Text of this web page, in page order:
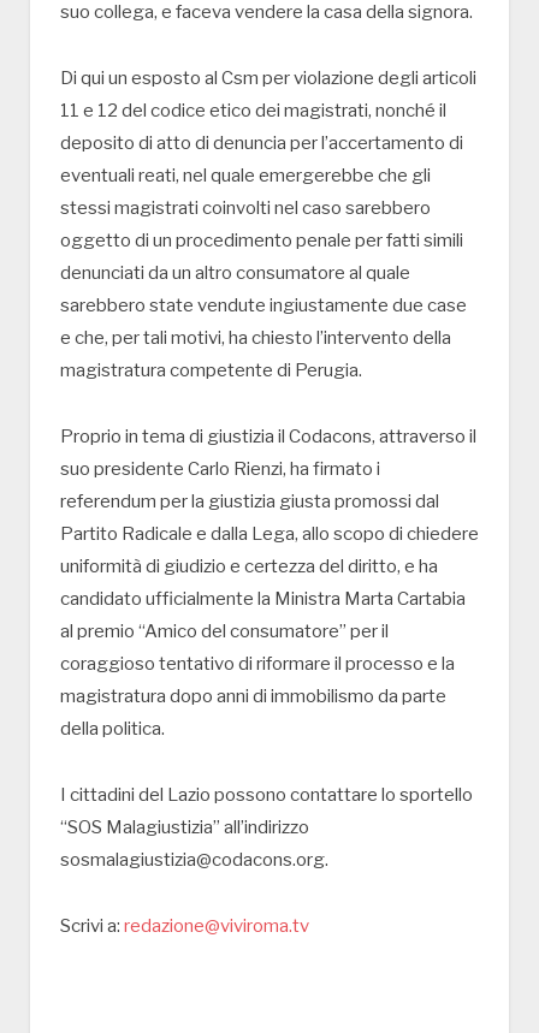
suo collega, e faceva vendere la casa della signora.
Di qui un esposto al Csm per violazione degli articoli
11 e 12 del codice etico dei magistrati, nonché il
deposito di atto di denuncia per l’accertamento di
eventuali reati, nel quale emergerebbe che gli
stessi magistrati coinvolti nel caso sarebbero
oggetto di un procedimento penale per fatti simili
denunciati da un altro consumatore al quale
sarebbero state vendute ingiustamente due case
e che, per tali motivi, ha chiesto l’intervento della
magistratura competente di Perugia.
Proprio in tema di giustizia il Codacons, attraverso il
suo presidente Carlo Rienzi, ha firmato i
referendum per la giustizia giusta promossi dal
Partito Radicale e dalla Lega, allo scopo di chiedere
uniformità di giudizio e certezza del diritto, e ha
candidato ufficialmente la Ministra Marta Cartabia
al premio “Amico del consumatore” per il
coraggioso tentativo di riformare il processo e la
magistratura dopo anni di immobilismo da parte
della politica.
I cittadini del Lazio possono contattare lo sportello
“SOS Malagiustizia” all’indirizzo
sosmalagiustizia@codacons.org.
Scrivi a: redazione@viviroma.tv